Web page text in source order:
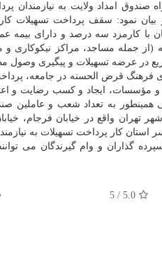
و ۴۶ میلیارد و ۵۰۹ میلیون تومان از راه صندوق امداد
نمود: سقف پرداخت تسهیلات
اشتغال زایی ۳۰ و ودیعه مسكن تا ۲۰ میلیون تومان با كارمزد
(از جمله مساجد، مراكز نیكوكاری
در عرضه تسهیلات و پیگیری وصول
فرهنگ قرض الحسنه در جامعه،
و مؤسسات، ایجاد و كسب رضایت و
همینطور به تعداد شعب و عاملین
تهران واقع در خیابان فرجام،
كار پرداخت تسهیلات به
گذاران و وام گیرندگان می
5.0
/
5